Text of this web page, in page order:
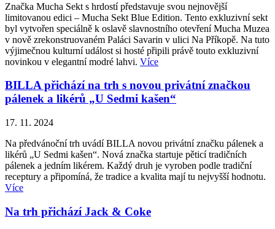
Značka Mucha Sekt s hrdostí představuje svou nejnovější
limitovanou edici – Mucha Sekt Blue Edition. Tento exkluzivní sekt
byl vytvořen speciálně k oslavě slavnostního otevření Mucha Muzea
v nově zrekonstruovaném Paláci Savarin v ulici Na Příkopě. Na tuto
výjimečnou kulturní událost si hosté připili právě touto exkluzivní
novinkou v elegantní modré lahvi. Více
BILLA přichází na trh s novou privátní značkou
pálenek a likérů „U Sedmi kašen“
17. 11. 2024
Na předvánoční trh uvádí BILLA novou privátní značku pálenek a
likérů „U Sedmi kašen“. Nová značka startuje pěticí tradičních
pálenek a jedním likérem. Každý druh je vyroben podle tradiční
receptury a připomíná, že tradice a kvalita mají tu nejvyšší hodnotu.
Více
Na trh přichází Jack & Coke